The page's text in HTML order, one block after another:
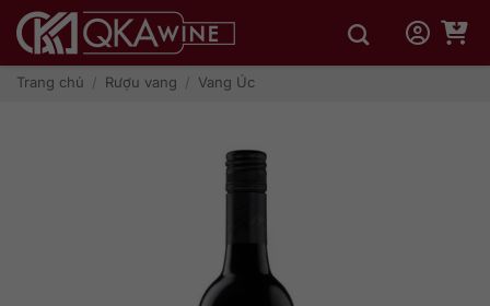
qua
dungTrang chủ / Rượu vang / Vang Úc